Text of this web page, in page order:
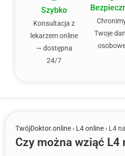
Szybko
Konsultacja z
lekarzem online
— dostępna
24/7
Twoje
TwójDoktor.online › L4 online › L4
Czy można wziąć L4